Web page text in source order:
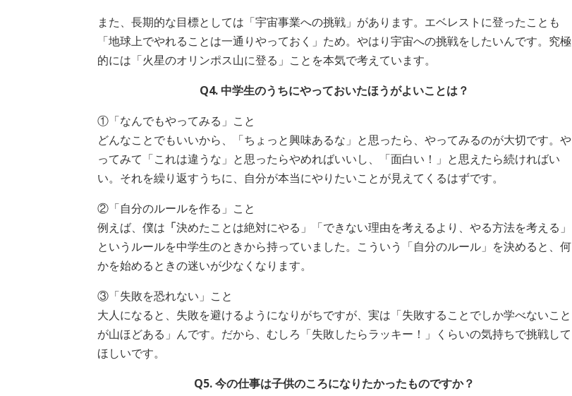
また、長期的な目標としては「宇宙事業への挑戦」があります。エベレストに登ったことも
「地球上でやれることは一通りやっておく」ため。やはり宇宙への挑戦をしたいんです。究極
的には「火星のオリンポス山に登る」ことを本気で考えています。
Q4. 中学生のうちにやっておいたほうがよいことは？
①「なんでもやってみる」こと
どんなことでもいいから、「ちょっと興味あるな」と思ったら、やってみるのが大切です。や
ってみて「これは違うな」と思ったらやめればいいし、「面白い！」と思えたら続ければい
い。それを繰り返すうちに、自分が本当にやりたいことが見えてくるはずです。
②「自分のルールを作る」こと
例えば、僕は 「決めたことは絶対にやる」「できない理由を考えるより、やる方法を考える」
というルールを中学生のときから持っていました。こういう「自分のルール」を決めると、何
かを始めるときの迷いが少なくなります。
③「失敗を恐れない」こと
大人になると、失敗を避けるようになりがちですが、実は「失敗することでしか学べないこと
が山ほどある」んです。だから、むしろ「失敗したらラッキー！」くらいの気持ちで挑戦して
ほしいです。
Q5. 今の仕事は子供のころになりたかったものですか？